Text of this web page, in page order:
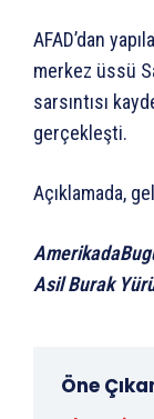
AFAD’dan
merkez üssü
sarsıntısı
gerçekleşti.
Açıklamada,
Asil Burak
Öne